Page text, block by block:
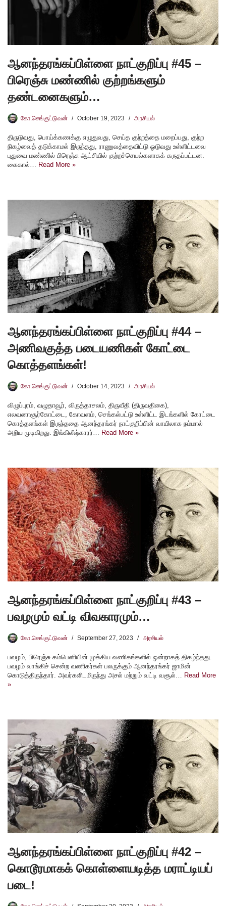
ஆனந்தரங்கப்பிள்ளை நாட்குறிப்பு #45 –
பிரெஞ்சு மண்ணில் குற்றங்களும்
தண்டனைகளும்…
கோ.செங்குட்டுவன் October 19, 2023 அரசியல்
திருடுவது, பொய்க்கணக்கு எழுதுவது, செய்த குற்றத்தை மறைப்பது, குற்ற
நிகழ்வைத் தடுக்காமல் இருந்தது, ராணுவத்தைவிட்டு ஓடுவது உள்ளிட்டவை
புதுவை மண்ணில் பிரெஞ்சு ஆட்சியில் குற்றச்செயல்களாகக் கருதப்பட்டன.
கைகால்…
Read More »
ஆனந்தரங்கப்பிள்ளை நாட்குறிப்பு #44 –
அணிவகுத்த படையணிகள் கோட்டை
கொத்தளங்கள்!
கோ.செங்குட்டுவன் October 14, 2023 அரசியல்
விழுப்புரம், வழுதாவூர், விருத்தாசலம், திருவீதி (திருவதிகை),
எலவனாசூர்கோட்டை, கோவளம், செங்கல்பட்டு உள்ளிட்ட இடங்களில் கோட்டை
கொத்தளங்கள் இருந்ததை ஆனந்தரங்கர் நாட்குறிப்பின் வாயிலாக நம்மால்
அறிய முடிகிறது. இங்கிலீஷ்காரர்… Read More »
ஆனந்தரங்கப்பிள்ளை நாட்குறிப்பு #43 –
பவழமும் வட்டி விவகாரமும்…
கோ.செங்குட்டுவன் September 27, 2023 அரசியல்
பவழம், பிரெஞ்சு கம்பெனியின் முக்கிய வணிகங்களில் ஒன்றாகத் திகழ்ந்தது.
பவழம் வாங்கிச் சென்ற வணிகர்கள் பலருக்கும் ஆனந்தரங்கர் ஜாமின்
கொடுத்திருந்தார். அவர்களிடமிருந்து அசல் மற்றும் வட்டி வசூல்…
Read More
»
ஆனந்தரங்கப்பிள்ளை நாட்குறிப்பு #42 –
கொடூரமாகக் கொள்ளையடித்த மராட்டியப்
படை!